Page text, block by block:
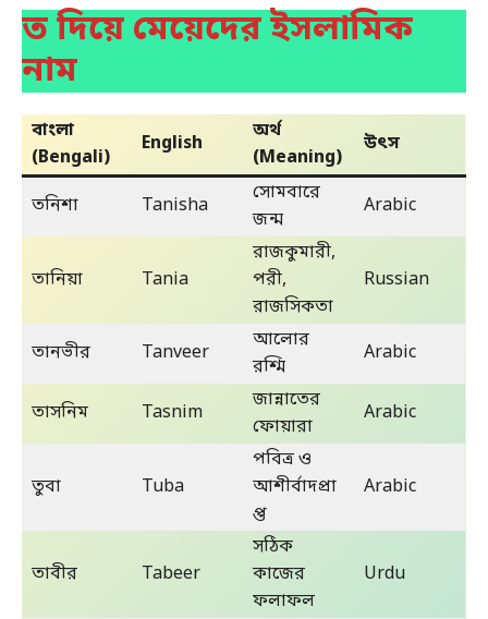
ত দিয়ে মেয়েদের ইসলামিক
নাম
বাংলা
(Bengali)
English
অর্থ
(Meaning)
উৎস
তনিশা Tanisha
সোমবারে
জন্ম
Arabic
তানিয়া Tania
রাজকুমারী,
পরী,
রাজসিকতা
Russian
তানভীর Tanveer
আলোর
রশ্মি
Arabic
তাসনিম Tasnim
জান্নাতের
ফোয়ারা
Arabic
তুবা Tuba
পবিত্র ও
আশীর্বাদপ্রা
প্ত
Arabic
তাবীর Tabeer
সঠিক
কাজের
ফলাফল
Urdu